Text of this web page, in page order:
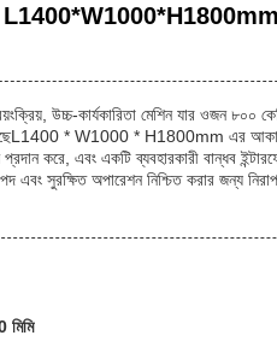
L1400*W1000*H1800mm
উচ্চ-কার্যকারিতা মেশিন যার ওজন ৮০০
* W1000 * H1800mm এর আকারের
করে, এবং একটি ব্যবহারকারী বান্ধব
এবং সুরক্ষিত অপারেশন নিশ্চিত করার জন্য